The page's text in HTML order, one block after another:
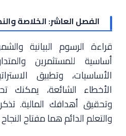
الفصل العاشر: الخلاصة
قراءة الرسوم البيانية
أساسية للمستثمرين
الأساسيات، وتطبيق
الأخطاء الشائعة، يمكنك
وتحقيق أهدافك المالية.
والتعلم الدائم هما مفتاح